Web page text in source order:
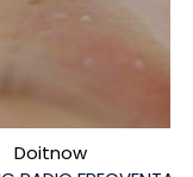
Doitnow